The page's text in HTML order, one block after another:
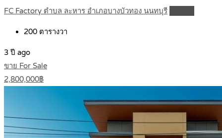
FC Factory ตำบล ละหาร อำเภอบางบัวทอง นนทบุรี
200 ตารางวา
3 ปี ago
ขาย For Sale
2,800,000฿